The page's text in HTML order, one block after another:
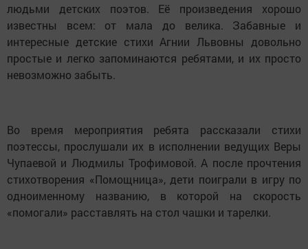
людьми детских поэтов. Её произведения хорошо
известны всем: от мала до велика. Забавные и
интересные детские стихи Агнии Львовны довольно
простые и легко запоминаются ребятами, и их просто
невозможно забыть.
Во время мероприятия ребята рассказали стихи
поэтессы, прослушали их в исполнении ведущих Веры
Чупаевой и Людмилы Трофимовой. А после прочтения
стихотворения «Помощница», дети поиграли в игру по
одноименному названию, в которой на скорость
«помогали» расставлять на стол чашки и тарелки.